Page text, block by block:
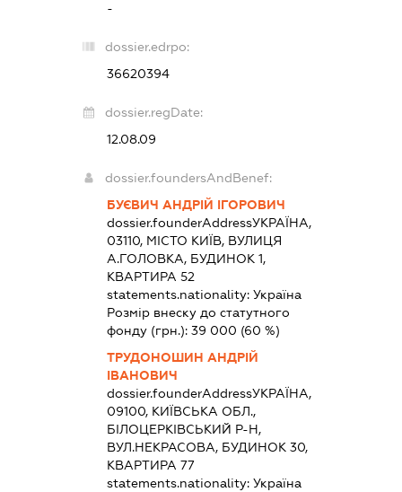
-
dossier.edrpo:
36620394
dossier.regDate:
12.08.09
dossier.foundersAndBenef:
БУЄВИЧ АНДРІЙ ІГОРОВИЧ
dossier.founderAddressУКРАЇНА,
03110, МІСТО КИЇВ, ВУЛИЦЯ
А.ГОЛОВКА, БУДИНОК 1,
КВАРТИРА 52
statements.nationality:Україна
Розмір внеску до статутного
фонду (грн.):39 000 (60 %)
ТРУДОНОШИН АНДРІЙ
ІВАНОВИЧ
dossier.founderAddressУКРАЇНА,
09100, КИЇВСЬКА ОБЛ.,
БІЛОЦЕРКІВСЬКИЙ Р-Н,
ВУЛ.НЕКРАСОВА, БУДИНОК 30,
КВАРТИРА 77
statements.nationality:Україна